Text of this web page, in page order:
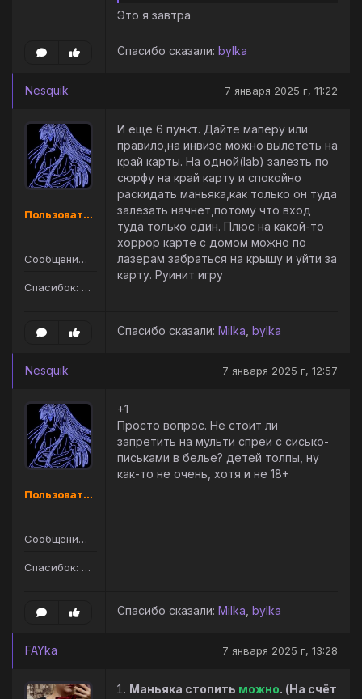
Это я завтра
Спасибо сказали: bylka
Nesquik 7 января 2025 г, 11:22
Пользователь
Сообщений: 105
Спасибок: 145
И еще 6 пункт. Дайте маперу или
правило,на инвизе можно вылететь на
край карты. На одной(lab) залезть по
сюрфу на край карту и спокойно
раскидать маньяка,как только он туда
залезать начнет,потому что вход
туда только один. Плюс на какой-то
хоррор карте с домом можно по
лазерам забраться на крышу и уйти за
карту. Руинит игру
Спасибо сказали: Milka bylka
Nesquik 7 января 2025 г, 12:57
Пользователь
Сообщений: 105
Спасибок: 145
+1
Просто вопрос. Не стоит ли
запретить на мульти спреи с сисько-
письками в белье? детей толпы, ну
как-то не очень, хотя и не 18+
Спасибо сказали: Milka bylka
FAYka 7 января 2025 г, 13:28
Маньяка стопить можно. (На счёт